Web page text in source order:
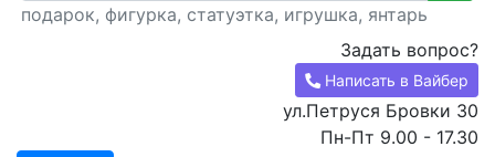
подарок, фигурка, статуэтка, игрушка, янтарь
Задать вопрос?
Написать в Вайбер
ул.Петруся Бровки 30
Пн-Пт 9.00 - 17.30